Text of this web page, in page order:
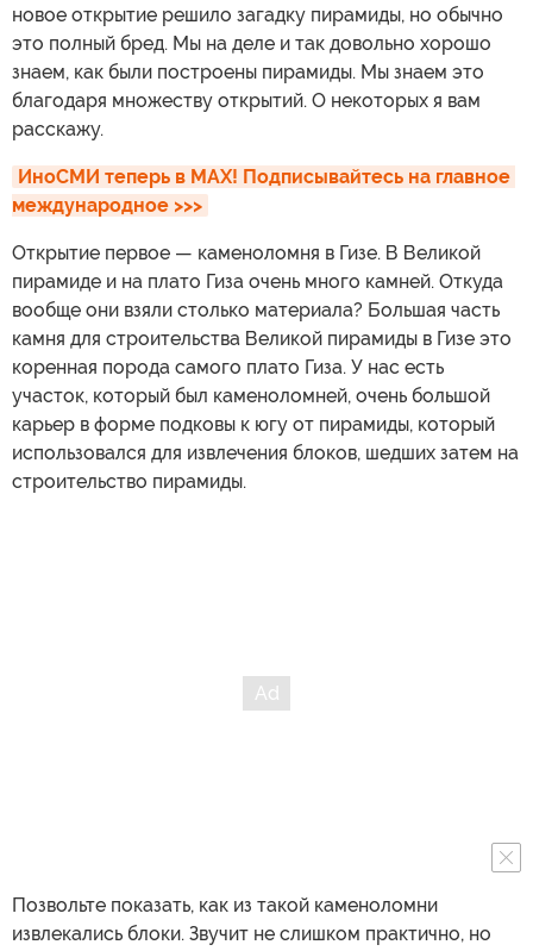
новое открытие решило загадку пирамиды, но обычно
это полный бред. Мы на деле и так довольно хорошо
знаем, как были построены пирамиды. Мы знаем это
благодаря множеству открытий. О некоторых я вам
расскажу.
ИноСМИ теперь в MAX! Подписывайтесь на главное
международное >>>
Открытие первое — каменоломня в Гизе. В Великой
пирамиде и на плато Гиза очень много камней. Откуда
вообще они взяли столько материала? Большая часть
камня для строительства Великой пирамиды в Гизе это
коренная порода самого плато Гиза. У нас есть
участок, который был каменоломней, очень большой
карьер в форме подковы к югу от пирамиды, который
использовался для извлечения блоков, шедших затем на
строительство пирамиды.
Позвольте показать, как из такой каменоломни
извлекались блоки. Звучит не слишком практично, но